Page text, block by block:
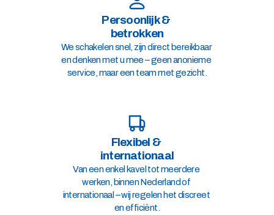
Persoonlijk &
betrokken
We schakelen snel, zijn direct bereikbaar
en denken met u mee – geen anonieme
service, maar een team met gezicht.
Flexibel &
internationaal
Van een enkel kavel tot meerdere
werken, binnen Nederland of
internationaal – wij regelen het discreet
en efficiënt.